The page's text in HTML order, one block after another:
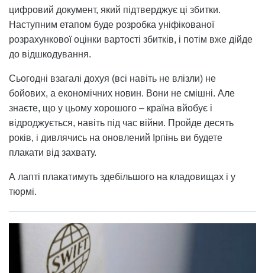
цифровий документ, який підтверджує ці збитки.
Наступним етапом буде розробка уніфікованої
розрахункової оцінки вартості збитків, і потім вже дійде
до відшкодування.
Сьогодні взагалі дохуя (всі навіть не влізли) не
бойових, а економічних новин. Вони не смішні. Але
знаєте, що у цьому хорошого – країна вйобує і
відроджується, навіть під час війни. Пройде десять
років, і дивлячись на оновлений Ірпінь ви будете
плакати від захвату.
А лапті плакатимуть здебільшого на кладовищах і у
тюрмі.